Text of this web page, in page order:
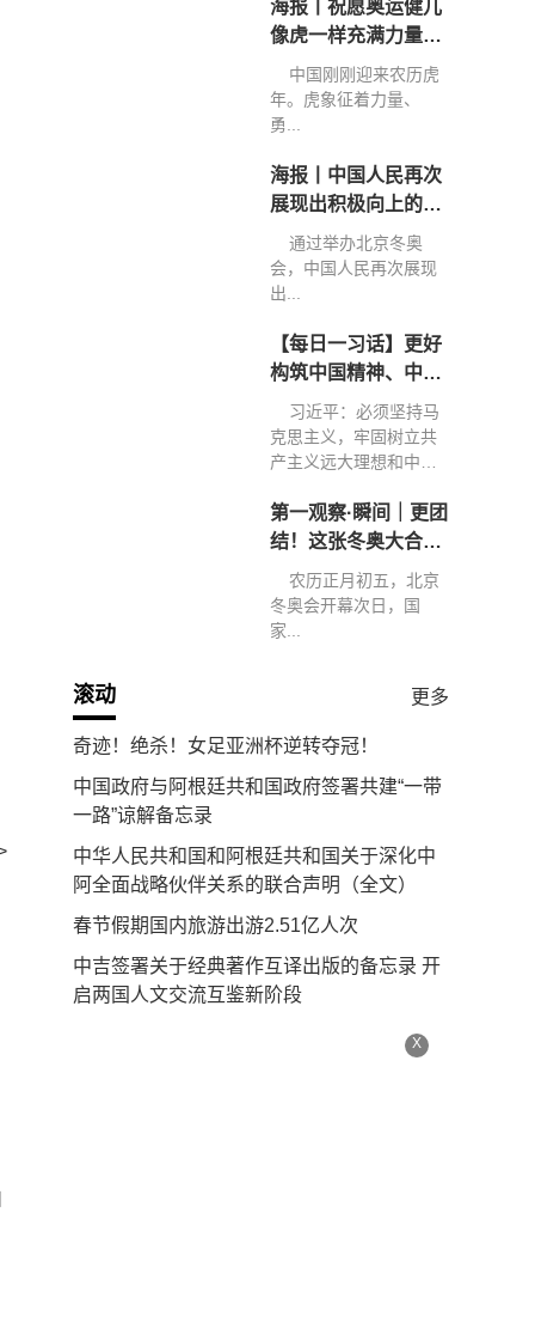
海报丨祝愿奥运健儿
像虎一样充满力量、
创造佳绩
中国刚刚迎来农历虎
年。虎象征着力量、
勇...
海报丨中国人民再次
展现出积极向上的精
神和力量
通过举办北京冬奥
会，中国人民再次展现
出...
【每日一习话】更好
构筑中国精神、中国
价值、中国力量
习近平：必须坚持马
克思主义，牢固树立共
产主义远大理想和中国
第一观察·瞬间｜更团
结！这张冬奥大合影
弥足珍贵
农历正月初五，北京
冬奥会开幕次日，国
家...
滚动 更多
奇迹！绝杀！女足亚洲杯逆转夺冠！
中国政府与阿根廷共和国政府签署共建“一带
一路”谅解备忘录
中华人民共和国和阿根廷共和国关于深化中
阿全面战略伙伴关系的联合声明（全文）
春节假期国内旅游出游2.51亿人次
中吉签署关于经典著作互译出版的备忘录 开
启两国人文交流互鉴新阶段
X